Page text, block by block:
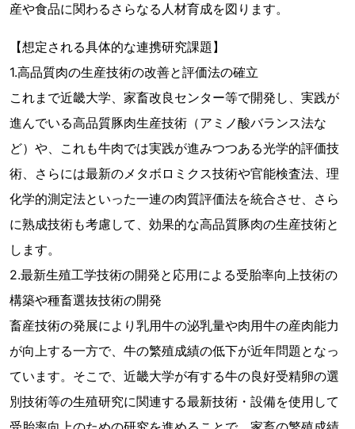
産や食品に関わるさらなる人材育成を図ります。
【想定される具体的な連携研究課題】
1.高品質肉の生産技術の改善と評価法の確立
これまで近畿大学、家畜改良センター等で開発し、実践が
進んでいる高品質豚肉生産技術（アミノ酸バランス法な
ど）や、これも牛肉では実践が進みつつある光学的評価技
術、さらには最新のメタボロミクス技術や官能検査法、理
化学的測定法といった一連の肉質評価法を統合させ、さら
に熟成技術も考慮して、効果的な高品質豚肉の生産技術と
します。
2.最新生殖工学技術の開発と応用による受胎率向上技術の
構築や種畜選抜技術の開発
畜産技術の発展により乳用牛の泌乳量や肉用牛の産肉能力
が向上する一方で、牛の繁殖成績の低下が近年問題となっ
ています。そこで、近畿大学が有する牛の良好受精卵の選
別技術等の生殖研究に関連する最新技術・設備を使用して